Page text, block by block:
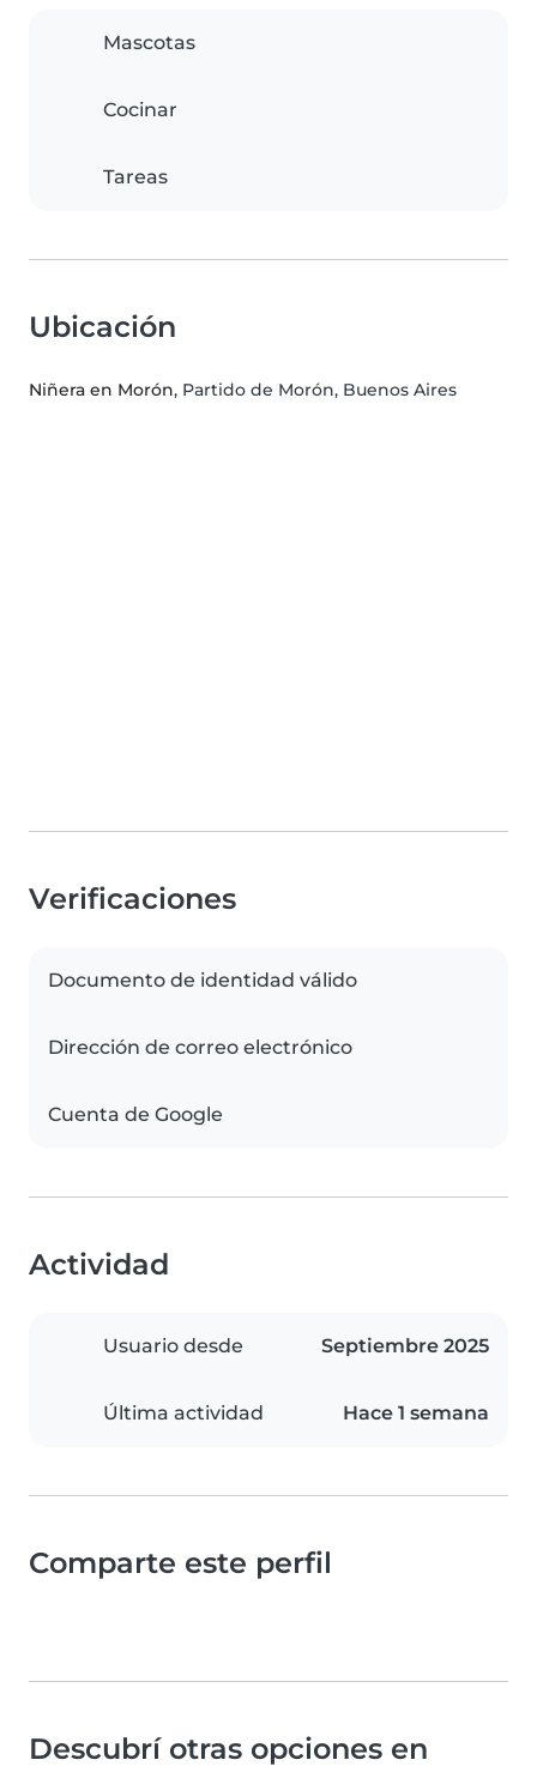
Mascotas
Cocinar
Tareas
Ubicación
Niñera en Morón, Partido de Morón, Buenos Aires
Verificaciones
Documento de identidad válido
Dirección de correo electrónico
Cuenta de Google
Actividad
Usuario desde Septiembre 2025
Última actividad Hace 1 semana
Comparte este perfil
Descubrí otras opciones en